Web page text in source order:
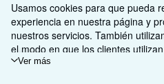
Usamos cookies para que pueda
experiencia en nuestra página y
nuestros servicios. También
el modo en que los clientes
ejemplo, midiendo las visitas al
Ver más
Compre con nosotros
Búsqueda avanzada
Colecciones
Venda con nosotros
Comenzar a vender
Sobre nosotros